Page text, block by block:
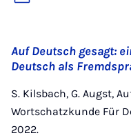
Auf Deutsch gesagt:
Deutsch als
S. Kilsbach, G. Augst,
Wortschatzkunde Für
2022.